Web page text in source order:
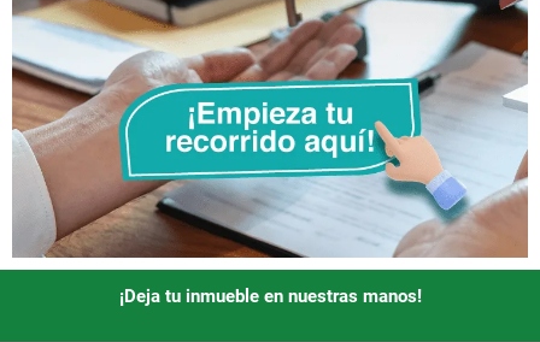
¡Deja tu inmueble en nuestras manos!